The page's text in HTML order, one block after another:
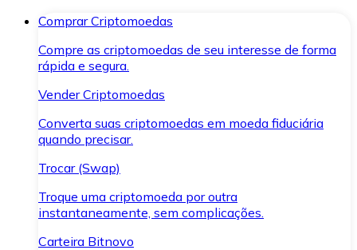
Comprar Criptomoedas
Compre as criptomoedas de seu interesse de forma
rápida e segura.
Vender Criptomoedas
Converta suas criptomoedas em moeda fiduciária
quando precisar.
Trocar (Swap)
Troque uma criptomoeda por outra
instantaneamente, sem complicações.
Carteira Bitnovo